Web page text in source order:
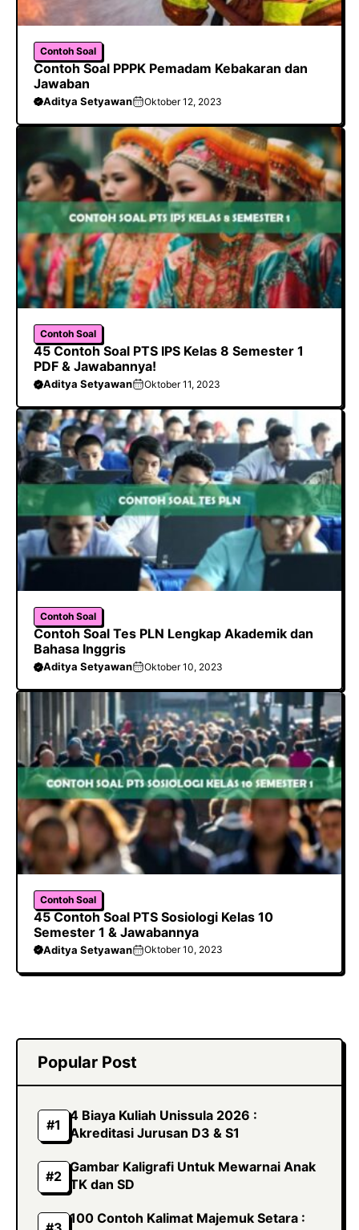
Contoh Soal
Contoh Soal PPPK Pemadam Kebakaran dan
Jawaban
Aditya Setyawan Oktober 12, 2023
Contoh Soal
45 Contoh Soal PTS IPS Kelas 8 Semester 1
PDF & Jawabannya!
Aditya Setyawan Oktober 11, 2023
Contoh Soal
Contoh Soal Tes PLN Lengkap Akademik dan
Bahasa Inggris
Aditya Setyawan Oktober 10, 2023
Contoh Soal
45 Contoh Soal PTS Sosiologi Kelas 10
Semester 1 & Jawabannya
Aditya Setyawan Oktober 10, 2023
Popular Post
4 Biaya Kuliah Unissula 2026 :
Akreditasi Jurusan D3 & S1
Gambar Kaligrafi Untuk Mewarnai Anak
TK dan SD
100 Contoh Kalimat Majemuk Setara :